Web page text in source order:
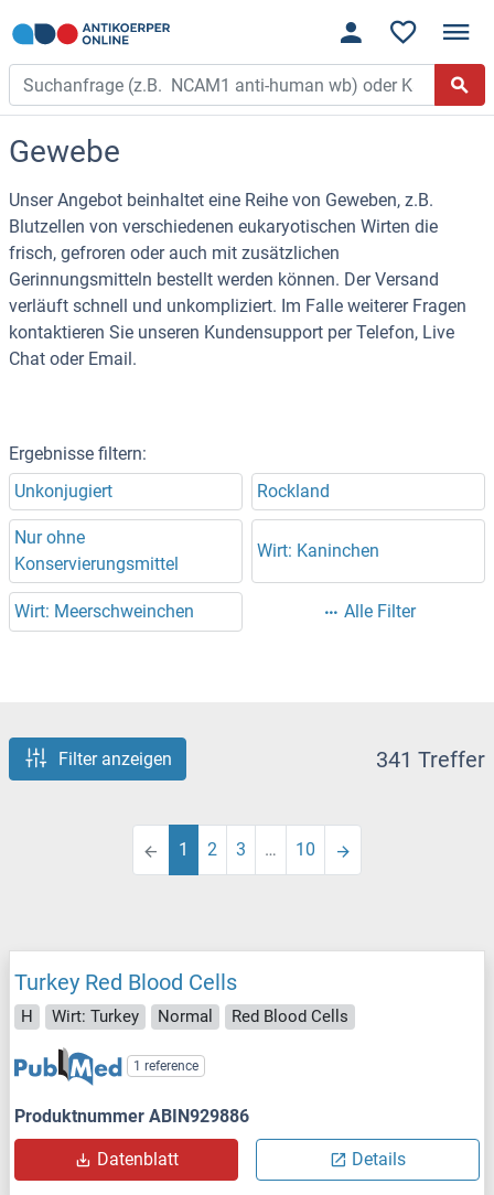
Gewebe
Unser Angebot beinhaltet eine Reihe von Geweben, z.B.
Blutzellen von verschiedenen eukaryotischen Wirten die
frisch, gefroren oder auch mit zusätzlichen
Gerinnungsmitteln bestellt werden können. Der Versand
verläuft schnell und unkompliziert. Im Falle weiterer Fragen
kontaktieren Sie unseren Kundensupport per Telefon, Live
Chat oder Email.
Ergebnisse filtern:
Unkonjugiert
Rockland
Nur ohne
Konservierungsmittel
Wirt: Kaninchen
Wirt: Meerschweinchen Alle Filter
Filter anzeigen 341 Treffer
1 2 3 … 10
Turkey Red Blood Cells
H Wirt: Turkey Normal Red Blood Cells
1 reference
Produktnummer ABIN929886
Datenblatt Details